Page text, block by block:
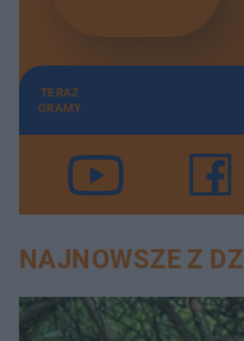
TERAZ
GRAMY
NAJNOWSZE Z